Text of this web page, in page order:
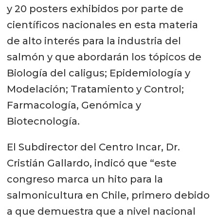
y 20 posters exhibidos por parte de
científicos nacionales en esta materia
de alto interés para la industria del
salmón y que abordarán los tópicos de
Biología del caligus; Epidemiología y
Modelación; Tratamiento y Control;
Farmacología, Genómica y
Biotecnología.
El Subdirector del Centro Incar, Dr.
Cristián Gallardo, indicó que “este
congreso marca un hito para la
salmonicultura en Chile, primero debido
a que demuestra que a nivel nacional